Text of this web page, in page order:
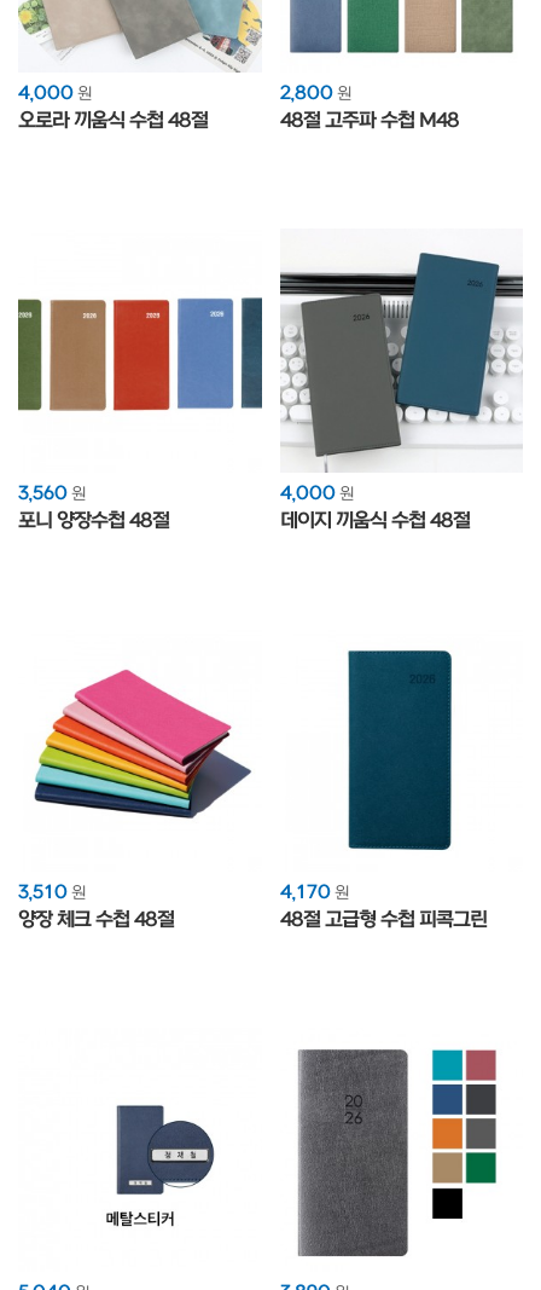
4,000 원
오로라 끼움식 수첩 48절
2,800 원
48절 고주파 수첩 M48
3,560 원
포니 양장수첩 48절
4,000 원
데이지 끼움식 수첩 48절
3,510 원
양장 체크 수첩 48절
4,170 원
48절 고급형 수첩 피콕그린